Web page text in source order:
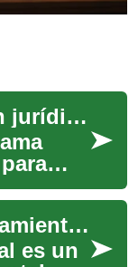
Acceso a información jurídica relevante
jurídica
El proceso de asesoramiento legal
es un